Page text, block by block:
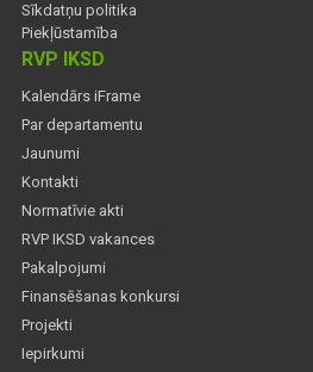
Sīkdatņu politika
Piekļūstamība
RVP IKSD
Kalendārs iFrame
Par departamentu
Jaunumi
Kontakti
Normatīvie akti
RVP IKSD vakances
Pakalpojumi
Finansēšanas konkursi
Projekti
Iepirkumi